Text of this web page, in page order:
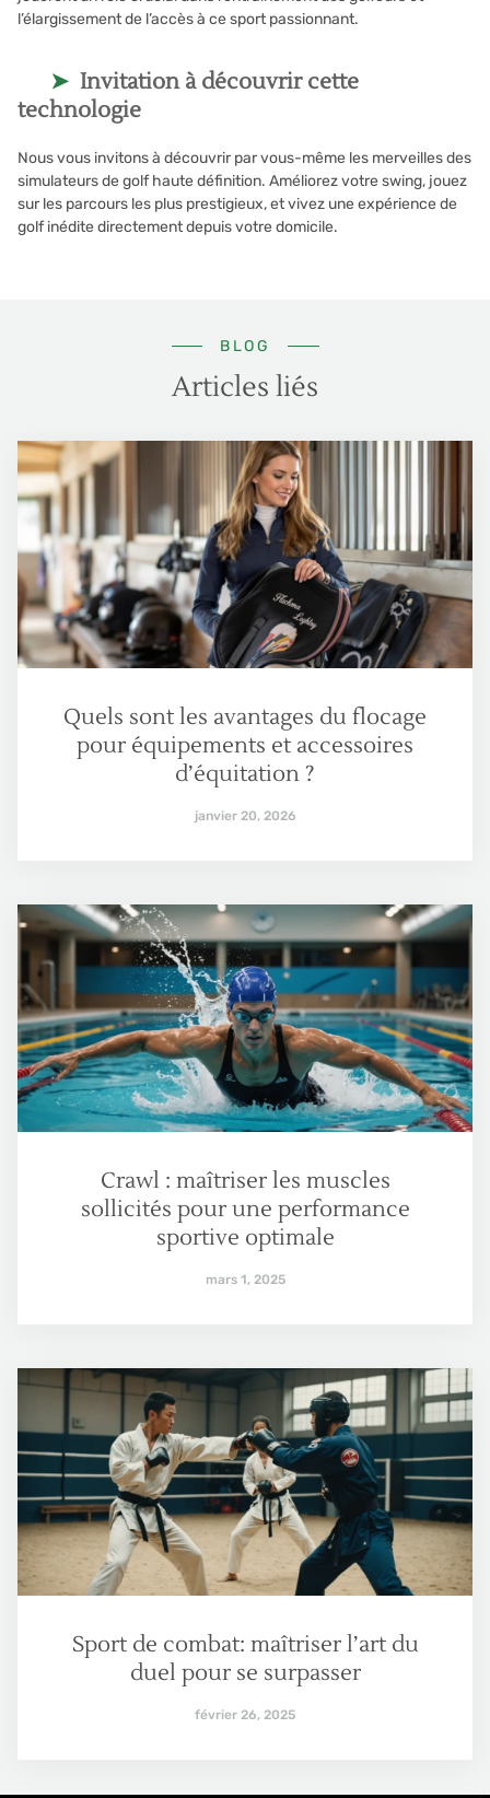
l’élargissement de l’accès à ce sport passionnant.
Invitation à découvrir cette
technologie
Nous vous invitons à découvrir par vous-même les merveilles des
simulateurs de golf haute définition. Améliorez votre swing, jouez
sur les parcours les plus prestigieux, et vivez une expérience de
golf inédite directement depuis votre domicile.
BLOG
Articles liés
Quels sont les avantages du flocage
pour équipements et accessoires
d’équitation ?
janvier 20, 2026
Crawl : maîtriser les muscles
sollicités pour une performance
sportive optimale
mars 1, 2025
Sport de combat: maîtriser l’art du
duel pour se surpasser
février 26, 2025